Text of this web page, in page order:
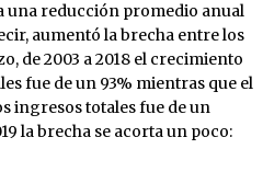
una reducción promedio anual
aumentó la brecha entre los
de 2003 a 2018 el crecimiento
fue de un 93% mientras que el
ingresos totales fue de un
la brecha se acorta un poco: